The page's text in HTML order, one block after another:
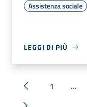
Assistenza sociale
LEGGI DI PIÙ
« Precedente
1 ...